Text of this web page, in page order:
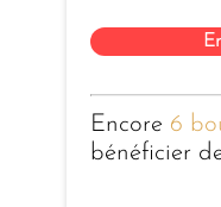
Encore 6
bénéficier